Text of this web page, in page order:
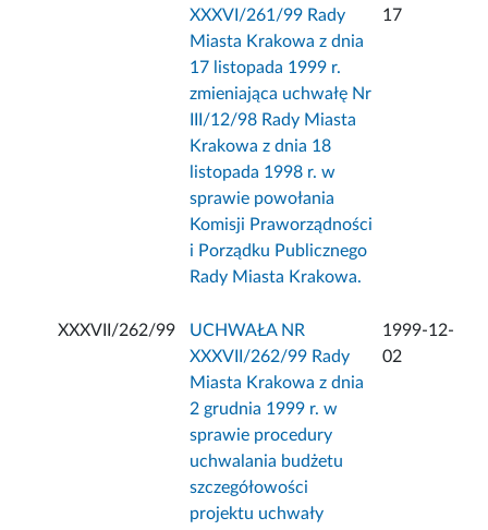
XXXVI/261/99 Rady
Miasta Krakowa z dnia
17 listopada 1999 r.
zmieniająca uchwałę Nr
III/12/98 Rady Miasta
Krakowa z dnia 18
listopada 1998 r. w
sprawie powołania
Komisji Praworządności
i Porządku Publicznego
Rady Miasta Krakowa.
17
XXXVII/262/99
UCHWAŁA NR
XXXVII/262/99 Rady
Miasta Krakowa z dnia
2 grudnia 1999 r. w
sprawie procedury
uchwalania budżetu
szczegółowości
projektu uchwały
1999-12-
02